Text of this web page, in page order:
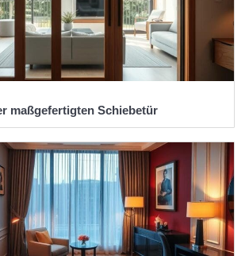
maßgefertigten Schiebetür